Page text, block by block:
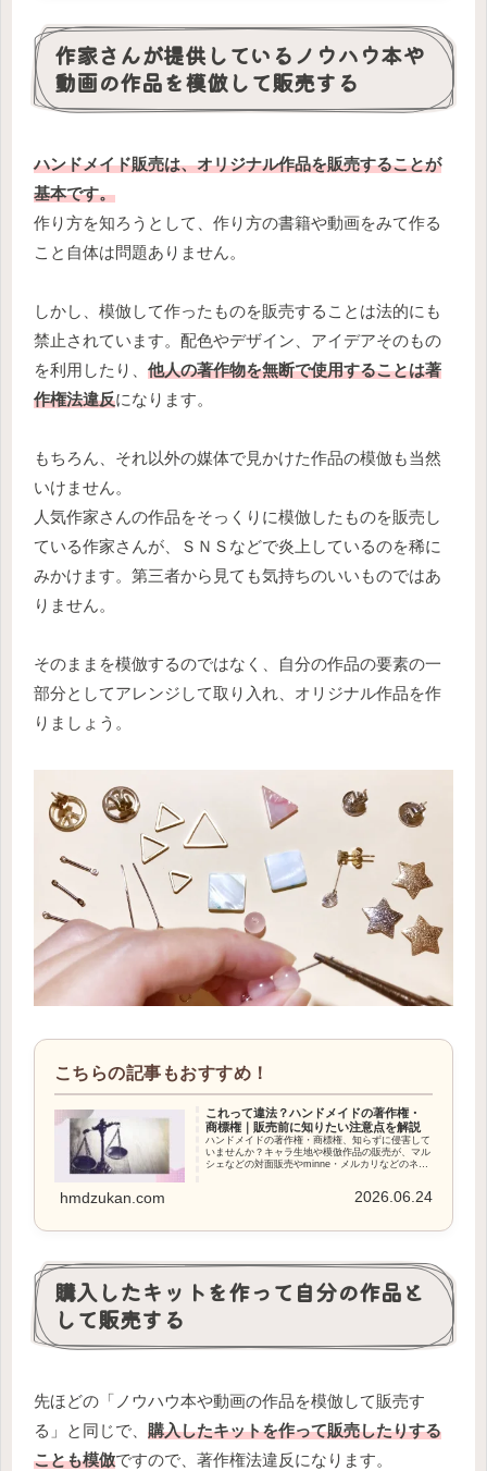
作家さんが提供しているノウハウ本や
動画の作品を模倣して販売する
ハンドメイド販売は、オリジナル作品を販売することが
基本です。
作り方を知ろうとして、作り方の書籍や動画をみて作る
こと自体は問題ありません。
しかし、模倣して作ったものを販売することは法的にも
禁止されています。配色やデザイン、アイデアそのもの
を利用したり、 他人の著作物を無断で使用することは著
作権法違反になります。
もちろん、それ以外の媒体で見かけた作品の模倣も当然
いけません。
人気作家さんの作品をそっくりに模倣したものを販売し
ている作家さんが、ＳＮＳなどで炎上しているのを稀に
みかけます。第三者から見ても気持ちのいいものではあ
りません。
そのままを模倣するのではなく、自分の作品の要素の一
部分としてアレンジして取り入れ、オリジナル作品を作
りましょう。
これって違法？ハンドメイドの著作権・
商標権｜販売前に知りたい注意点を解説
ハンドメイドの著作権・商標権、知らずに侵害して
いませんか？キャラ生地や模倣作品の販売が、マル
シェなどの対面販売やminne・メルカリなどのネッ
hmdzukan.com 2026.06.24
購入したキットを作って自分の作品と
して販売する
先ほどの「ノウハウ本や動画の作品を模倣して販売す
る」と同じで、 購入したキットを作って販売したりする
ことも模倣ですので、著作権法違反になります。